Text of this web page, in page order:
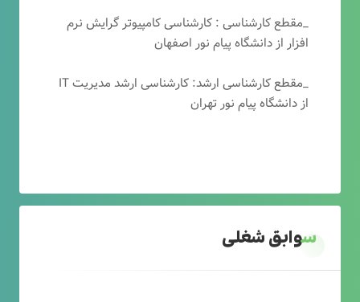
_مقطع کارشناسی : کارشناسی کامپیوتر گرایش نرم
افزار از دانشگاه پیام نور اصفهان
_مقطع کارشناسی ارشد: کارشناسی ارشد مدیریت IT
از دانشگاه پیام نور تهران
سوابق شغلی